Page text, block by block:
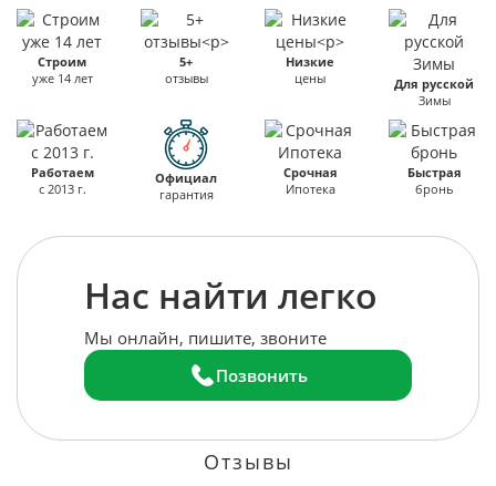
Строим
уже 14 лет
5+
отзывы
Низкие
цены
Для русской
Зимы
Работаем
с 2013 г.
Официал
гарантия
Срочная
Ипотека
Быстрая
бронь
Нас найти легко
Мы онлайн, пишите, звоните
Позвонить
Отзывы